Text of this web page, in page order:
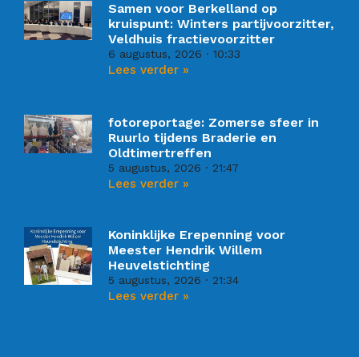
Samen voor Berkelland op
kruispunt: Winters partijvoorzitter,
Veldhuis fractievoorzitter
6 augustus, 2026 10:33
Lees verder »
fotoreportage: Zomerse sfeer in
Ruurlo tijdens Braderie en
Oldtimertreffen
5 augustus, 2026 21:47
Lees verder »
Koninklijke Erepenning voor
Meester Hendrik Willem
Heuvelstichting
5 augustus, 2026 21:34
Lees verder »